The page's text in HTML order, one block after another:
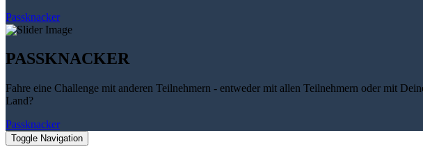
Passknacker
PASSKNACKER
Fahre eine Challenge mit anderen Teilnehmern - entweder mit allen Teilnehmern oder mit
Land?
Passknacker
Toggle Navigation